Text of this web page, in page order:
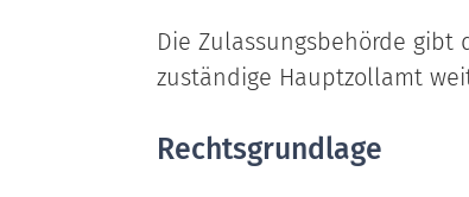
Die Zulassungsbehörde
zuständige Hauptzollamt
Rechtsgrundlage